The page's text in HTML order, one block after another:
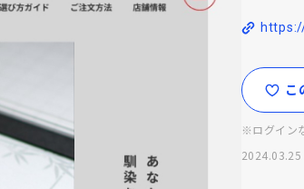
こ
※ログイン
2024.03.25